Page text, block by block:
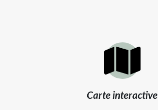
Carte interactive